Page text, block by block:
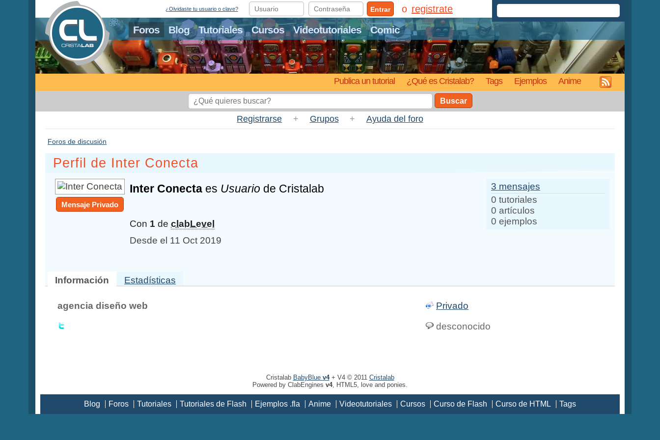
Foros Blog Tutoriales Cursos Videotutoriales Comic
Publica un tutorial ¿Qué es Cristalab? Tags Ejemplos Anime
¿Olvidaste tu usuario o clave? Entrar registrate
Buscar
Registrarse + Grupos + Ayuda del foro
Foros de discusión
Perfil de Inter Conecta
Mensaje Privado
Inter Conecta es Usuario de Cristalab
Con 1 de clabLevel
Desde el 11 Oct 2019
3 mensajes
0 tutoriales
0 artículos
0 ejemplos
Información Estadísticas
agencia diseño web
Privado
desconocido
Cristalab BabyBlue v4+ V4 © 2011 Cristalab
Powered by ClabEngines v4, HTML5, love and ponies.
Blog Foros Tutoriales Tutoriales de Flash Ejemplos .fla Anime Videotutoriales Cursos Curso de Flash Curso de HTML Tags